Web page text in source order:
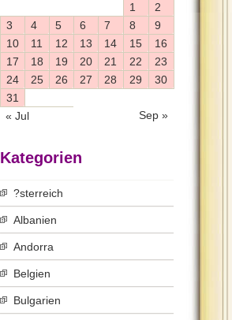
« Jul Sep »
1
2
3
4 5 6 7 8
9
10
11 12 13 14 15
16
17
18 19 20 21 22
23
24
25 26 27 28 29
30
31
Kategorien
?sterreich
Albanien
Andorra
Belgien
Bulgarien